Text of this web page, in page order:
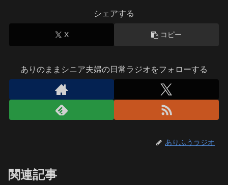
シェアする
X コピー
ありのままシニア夫婦の日常ラジオをフォローする
ありふうラジオ
関連記事